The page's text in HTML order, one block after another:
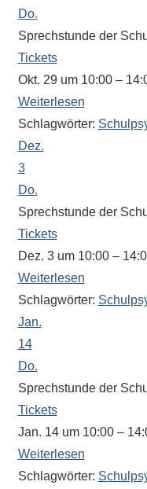
Daneben
gibt
es
viele
Aktivitäten
an
unserer
Schule.
Ob
Sprach-,
Mathematik-
oder
Sportwettkampf,
Musik-
oder
Exkursion
oder
Reise
–
unsere
Do.
Sprechstunde der
Tickets
Okt. 29 um 10:00 –
Weiterlesen
Schlagwörter:
Dez.
3
Do.
Sprechstunde der
Tickets
Dez. 3 um 10:00 –
Weiterlesen
Schlagwörter:
Jan.
14
Do.
Sprechstunde der
Tickets
Jan. 14 um 10:00 –
Weiterlesen
Schlagwörter: